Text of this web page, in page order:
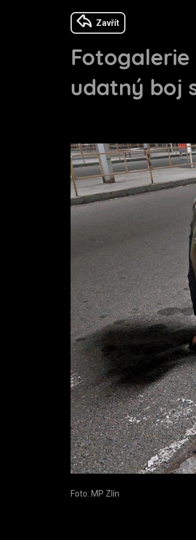
Zavřít
udatný boj
Foto: MP Zlín